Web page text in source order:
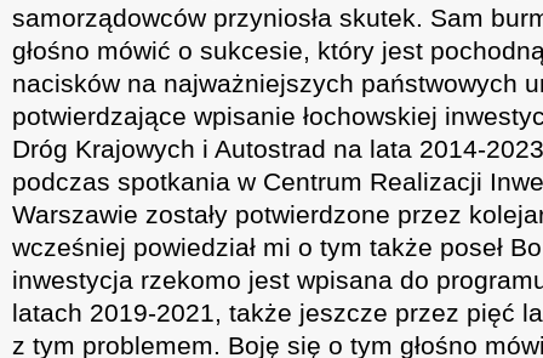
samorządowców przyniosła skutek. Sam
głośno mówić o sukcesie, który jest
nacisków na najważniejszych państwowych
potwierdzające wpisanie łochowskiej
Dróg Krajowych i Autostrad na lata 2014-
podczas spotkania w Centrum Realizacji
Warszawie zostały potwierdzone przez
wcześniej powiedział mi o tym także poseł
inwestycja rzekomo jest wpisana do
latach 2019-2021, także jeszcze przez pięć
z tym problemem. Boję się o tym głośno